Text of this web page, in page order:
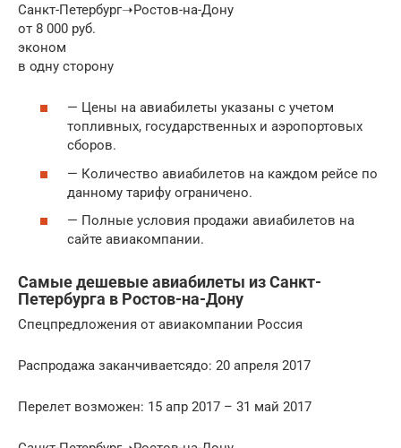
Санкт-Петербург➝Ростов-на-Дону
от 8 000 руб.
эконом
в одну сторону
— Цены на авиабилеты указаны с учетом
топливных, государственных и аэропортовых
сборов.
— Количество авиабилетов на каждом рейсе по
данному тарифу ограничено.
— Полные условия продажи авиабилетов на
сайте авиакомпании.
Самые дешевые авиабилеты из Санкт-
Петербурга в Ростов-на-Дону
Спецпредложения от авиакомпании Россия
Распродажа заканчиваетсядо: 20 апреля 2017
Перелет возможен: 15 апр 2017 – 31 май 2017